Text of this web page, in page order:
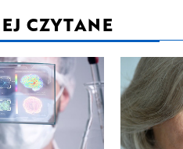
CZYTANE